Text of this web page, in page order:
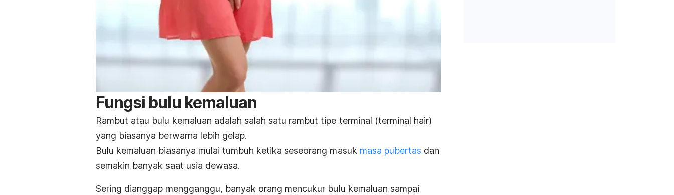
Fungsi bulu kemaluan
Rambut atau bulu kemaluan adalah salah satu rambut tipe terminal (terminal hair)
yang biasanya berwarna lebih gelap.
Bulu kemaluan biasanya mulai tumbuh ketika seseorang masuk masa pubertas dan
semakin banyak saat usia dewasa.
Sering dianggap mengganggu, banyak orang mencukur bulu kemaluan sampai